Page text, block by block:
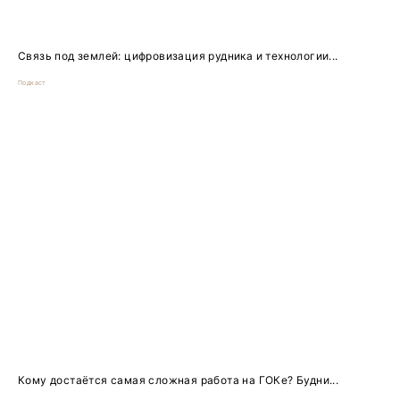
Связь под землей: цифровизация рудника и технологии...
Подкаст
Кому достаётся самая сложная работа на ГОКе? Будни...